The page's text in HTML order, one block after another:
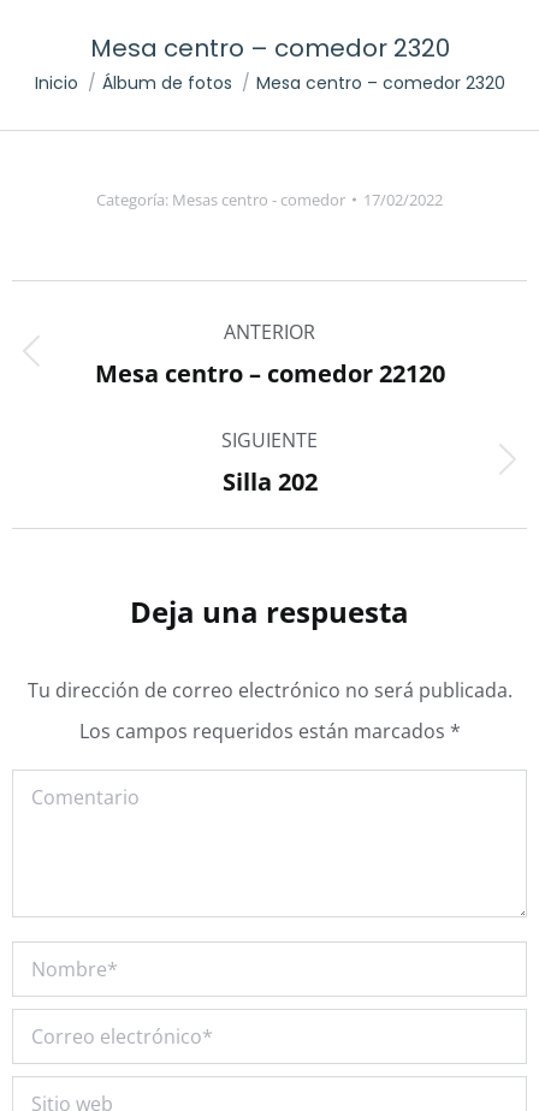
Mesa centro – comedor 2320
Estás aquí:
Inicio Álbum de fotos Mesa centro – comedor 2320
Categoría: Mesas centro - comedor 17/02/2022
entre
ANTERIOR
Álbum
Mesa centro – comedor 22120
SIGUIENTE
Álbum
Silla 202
Deja una respuesta
Tu dirección de correo electrónico no será publicada.
Los campos requeridos están marcados *
Comentario
Nombre *
Correo electrónico *
Sitio web